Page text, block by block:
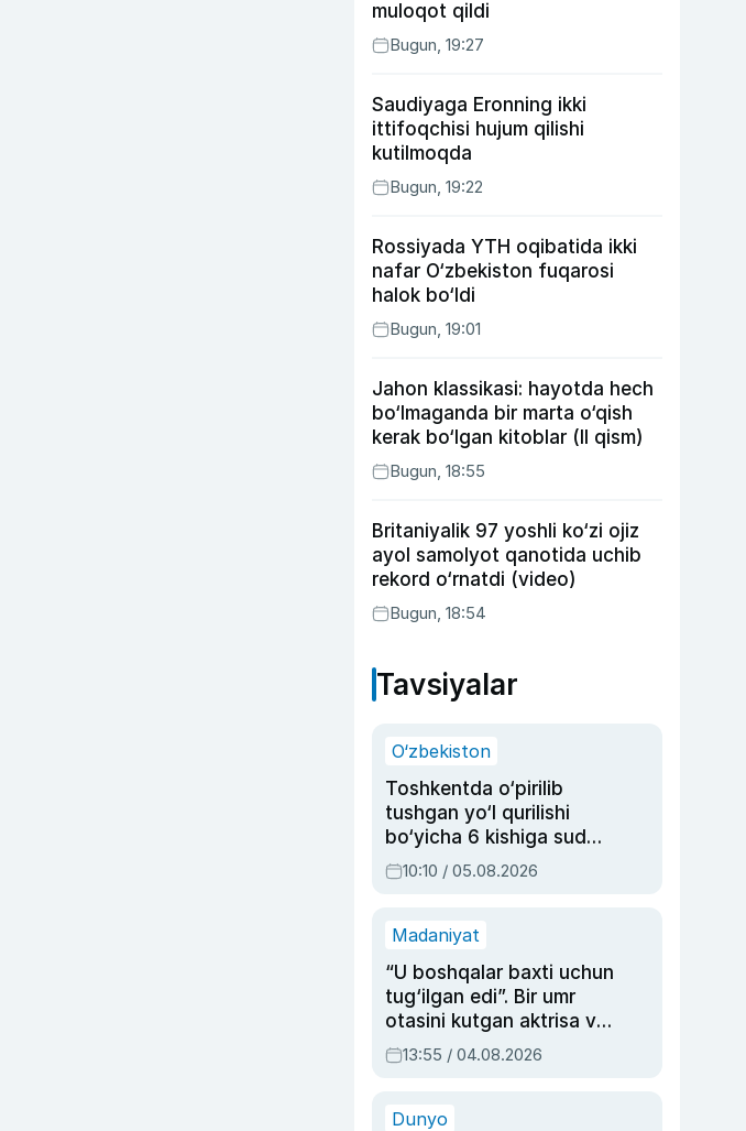
muloqot qildi
Bugun, 19:27
Saudiyaga Eronning ikki
ittifoqchisi hujum qilishi
kutilmoqda
Bugun, 19:22
Rossiyada YTH oqibatida ikki
nafar O‘zbekiston fuqarosi
halok bo‘ldi
Bugun, 19:01
Jahon klassikasi: hayotda hech
bo‘lmaganda bir marta o‘qish
kerak bo‘lgan kitoblar (II qism)
Bugun, 18:55
Britaniyalik 97 yoshli ko‘zi ojiz
ayol samolyot qanotida uchib
rekord o‘rnatdi (video)
Bugun, 18:54
Tavsiyalar
O‘zbekiston
Toshkentda o‘pirilib
tushgan yo‘l qurilishi
bo‘yicha 6 kishiga sud
hukmi o‘qildi
10:10 / 05.08.2026
Madaniyat
“U boshqalar baxti uchun
tug‘ilgan edi”. Bir umr
otasini kutgan aktrisa va
dublyaj ustasi Rimma
Ahmedovaning
13:55 / 04.08.2026
Dunyo